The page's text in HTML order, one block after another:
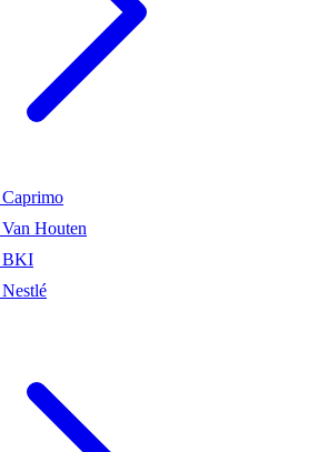
Caprimo
Van Houten
BKI
Nestlé